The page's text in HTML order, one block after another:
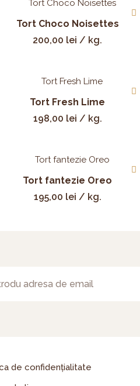
Tort Choco Noisettes
200,00 lei / kg.
Tort Fresh Lime
198,00 lei / kg.
Tort fantezie Oreo
195,00 lei / kg.
de confidențialitate